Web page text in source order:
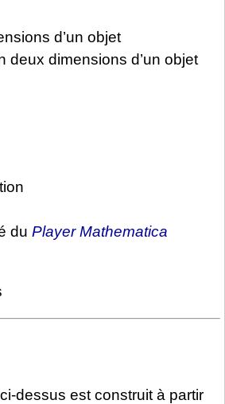
d’un objet
deux dimensions d’un objet
du Player Mathematica
dessus est construit à partir